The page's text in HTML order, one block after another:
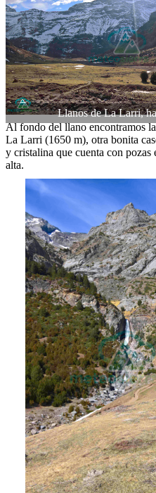
Llanos de La Larri,
Al fondo del llano encontramos
La Larri (1650 m), otra bonita
y cristalina que cuenta con pozas
alta.